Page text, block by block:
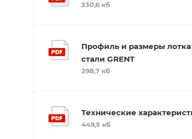
330,6 кб
Профиль и размеры
стали GRENT
298,7 кб
Технические
449,5 кб